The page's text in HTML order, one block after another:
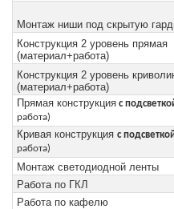
Монтаж ниши под скрытую
Конструкция 2 уровень прямая
(материал+работа)
Конструкция 2 уровень
(материал+работа)
Прямая конструкция с
работа)
Кривая конструкция с
работа)
Монтаж светодиодной ленты
Работа по ГКЛ
Работа по кафелю